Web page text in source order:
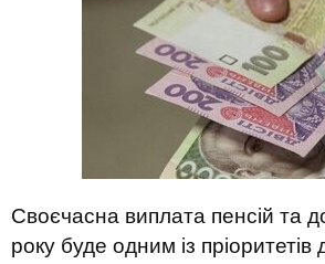
Своєчасна виплата пенсій та
року буде одним із